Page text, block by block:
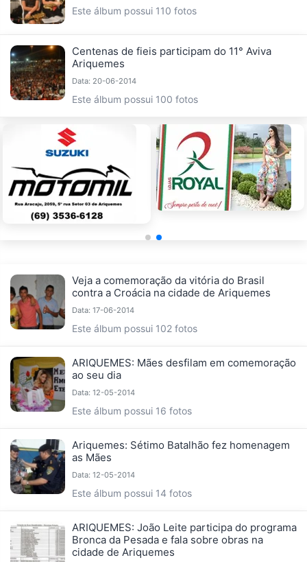
Este álbum possui 110 fotos
Centenas de fieis participam do 11° Aviva
Ariquemes
Data: 20-06-2014
Este álbum possui 100 fotos
Veja a comemoração da vitória do Brasil
contra a Croácia na cidade de Ariquemes
Data: 17-06-2014
Este álbum possui 102 fotos
ARIQUEMES: Mães desfilam em comemoração
ao seu dia
Data: 12-05-2014
Este álbum possui 16 fotos
Ariquemes: Sétimo Batalhão fez homenagem
as Mães
Data: 12-05-2014
Este álbum possui 14 fotos
ARIQUEMES: João Leite participa do programa
Bronca da Pesada e fala sobre obras na
cidade de Ariquemes